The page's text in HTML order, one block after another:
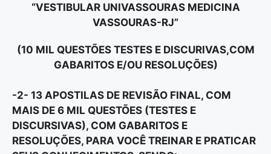
“VESTIBULAR UNIVASSOURAS MEDICINA
VASSOURAS-RJ”
(10 MIL QUESTÕES TESTES E DISCURIVAS,COM
GABARITOS E/OU RESOLUÇÕES)
-2- 13 APOSTILAS DE REVISÃO FINAL, COM
MAIS DE 6 MIL QUESTÕES (TESTES E
DISCURSIVAS), COM GABARITOS E
RESOLUÇÕES, PARA VOCÊ TREINAR E PRATICAR